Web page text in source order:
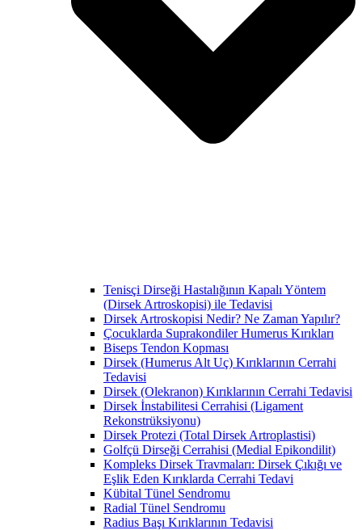
Tenisçi Dirseği Hastalığının Kapalı Yöntem
(Dirsek Artroskopisi) ile Tedavisi
Dirsek Artroskopisi Nedir? Ne Zaman Yapılır?
Çocuklarda Suprakondiler Humerus Kırıkları
Biseps Tendon Kopması
Dirsek (Humerus Alt Uç) Kırıklarının Cerrahi
Tedavisi
Dirsek (Olekranon) Kırıklarının Cerrahi Tedavisi
Dirsek İnstabilitesi Cerrahisi (Ligament
Rekonstrüksiyonu)
Dirsek Protezi (Total Dirsek Artroplastisi)
Golfçü Dirseği Cerrahisi (Medial Epikondilit)
Kompleks Dirsek Travmaları: Dirsek Çıkığı ve
Eşlik Eden Kırıklarda Cerrahi Tedavi
Kübital Tünel Sendromu
Radial Tünel Sendromu
Radius Başı Kırıklarının Tedavisi